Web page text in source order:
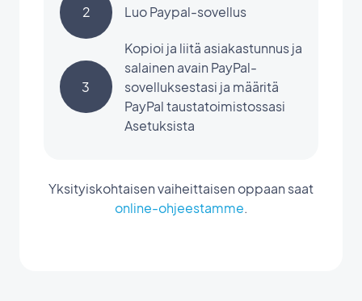
2 Luo Paypal-sovellus
3
Kopioi ja liitä asiakastunnus ja
salainen avain PayPal-
sovelluksestasi ja määritä
PayPal taustatoimistossasi
Asetuksista
Yksityiskohtaisen vaiheittaisen oppaan saat
online-ohjeestamme.